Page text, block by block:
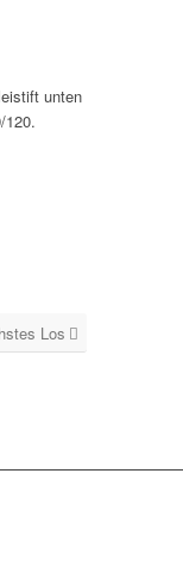
unten
120.
Los